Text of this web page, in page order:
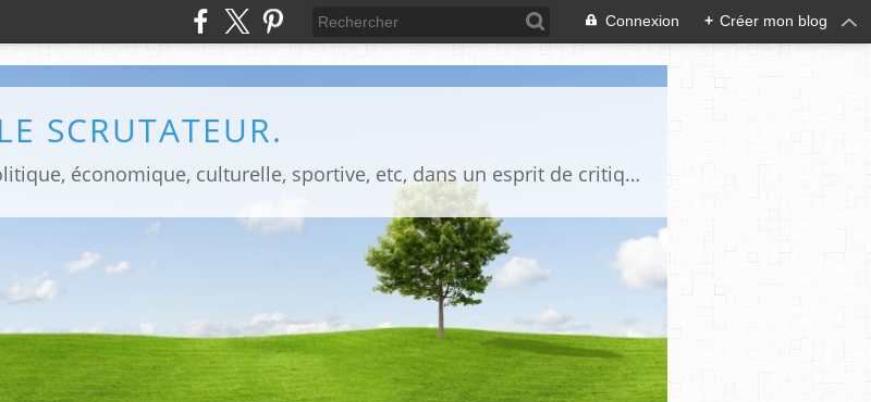
Connexion + Créer mon blog
LE SCRUTATEUR.
Blog destiné à commenter l'actualité, politique, économique, culturelle, sportive, etc, dans un esprit de critique philosophique, d'esprit chrétien et français.La collaboration des lecteurs est souhaitée, de même que la courtoisie, et l'esprit de tolérance.